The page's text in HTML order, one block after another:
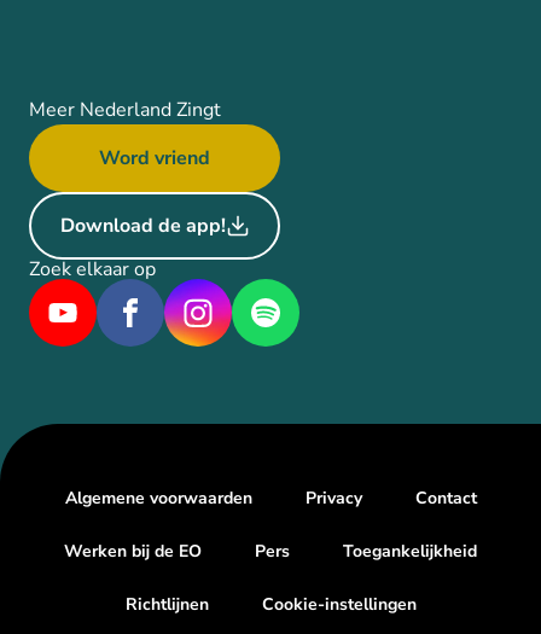
Meer Nederland Zingt
Word vriend
Download de app!
Zoek elkaar op
Algemene voorwaarden Privacy Contact
Werken bij de EO Pers Toegankelijkheid
Richtlijnen Cookie-instellingen